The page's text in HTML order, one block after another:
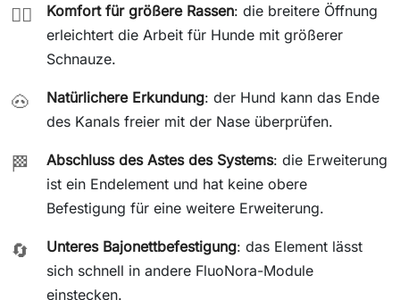
🐕‍🦺 Komfort für größere Rassen: die breitere Öffnung
erleichtert die Arbeit für Hunde mit größerer
Schnauze.
🐽 Natürlichere Erkundung: der Hund kann das Ende
des Kanals freier mit der Nase überprüfen.
🏁 Abschluss des Astes des Systems: die Erweiterung
ist ein Endelement und hat keine obere
Befestigung für eine weitere Erweiterung.
🔄 Unteres Bajonettbefestigung: das Element lässt
sich schnell in andere FluoNora-Module
einstecken.